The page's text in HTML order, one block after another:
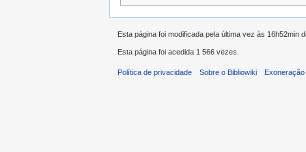
Esta página foi modificada pela última vez às 16h52min
Esta página foi acedida 1 566 vezes.
Política de privacidade Sobre o Bibliowiki